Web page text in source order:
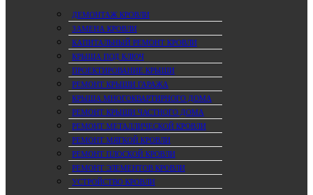
ДЕМОНТАЖ КРОВЛИ
ЗАМЕНА КРОВЛИ
КАПИТАЛЬНЫЙ РЕМОНТ КРОВЛИ
КРЫША ПОД КЛЮЧ
ПРОЕКТИРОВАНИЕ КРЫШИ
РЕМОНТ КРЫШИ ГАРАЖА
КРЫША МНОГОКВАРТИРНОГО ДОМА
РЕМОНТ КРЫШИ ЧАСТНОГО ДОМА
РЕМОНТ МЕТАЛЛИЧЕСКОЙ КРОВЛИ
РЕМОНТ МЯГКОЙ КРОВЛИ
РЕМОНТ ПЛОСКОЙ КРОВЛИ
РЕМОНТ ЭЛЕМЕНТОВ КРОВЛИ
УСТРОЙСТВО КРОВЛИ